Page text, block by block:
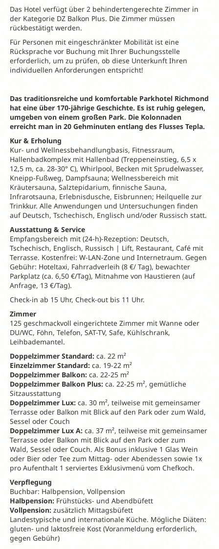
Das Hotel verfügt über 2 behindertengerechte Zimmer in
der Kategorie DZ Balkon Plus. Die Zimmer müssen
rückbestätigt werden.
Für Personen mit eingeschränkter Mobilität ist eine
Rücksprache vor Buchung mit Ihrer Buchungsstelle
erforderlich, um zu prüfen, ob diese Unterkunft Ihren
individuellen Anforderungen entspricht!
Das traditionsreiche und komfortable Parkhotel Richmond
hat eine über 170-jährige Geschichte. Es ist ruhig gelegen,
umgeben von einem großen Park. Die Kolonnaden
erreicht man in 20 Gehminuten entlang des Flusses Tepla.
Kur & Erholung
Kur- und Wellnessbehandlungbasis, Fitnessraum,
Hallenbadkomplex mit Hallenbad (Treppeneinstieg, 6,5 x
12,5 m, ca. 28-30° C), Whirlpool, Becken mit Sprudelwasser,
Kneipp-Fußweg, Dampfsauna; Wellnessbereich mit
Kräutersauna, Salztepidarium, finnische Sauna,
Infrarotsauna, Erlebnisdusche, Eisbrunnen; Heilquelle zur
Trinkkur. Alle Anwendungen und Untersuchungen finden
auf Deutsch, Tschechisch, Englisch und/oder Russisch statt.
Ausstattung & Service
Empfangsbereich mit (24-h)-Rezeption: Deutsch,
Tschechisch, Englisch, Russisch | Lift, Restaurant, Café mit
Terrasse. Kostenfrei: W-LAN-Zone und Internetraum. Gegen
Gebühr: Hoteltaxi, Fahrradverleih (8 €/ Tag), bewachter
Parkplatz (ca. 6,50 €/Tag), Mitnahme von Haustieren (auf
Anfrage, 13 €/Tag).
Check-in ab 15 Uhr, Check-out bis 11 Uhr.
Zimmer
125 geschmackvoll eingerichtete Zimmer mit Wanne oder
DU/WC, Föhn, Telefon, SAT-TV, Safe, Kühlschrank,
Leihbademantel.
Doppelzimmer Standard: ca. 22 m²
Einzelzimmer Standard: ca. 19-22 m²
Doppelzimmer Balkon: ca. 22-25 m²
Doppelzimmer Balkon Plus: ca. 22-25 m², gemütliche
Sitzausstattung
Doppelzimmer Lux: ca. 30 m², teilweise mit gemeinsamer
Terrasse oder Balkon mit Blick auf den Park oder zum Wald,
Sessel oder Couch
Doppelzimmer Lux A: ca. 37 m², teilweise mit gemeinsamer
Terrasse oder Balkon mit Blick auf den Park oder zum
Wald, Sessel oder Couch. Als Bonus inklusive 1 Glas Wein
oder Bier oder Tee zum Mittag- oder Abendessen sowie 1x
pro Aufenthalt 1 serviertes Exklusivmenü vom Chefkoch.
Verpflegung
Buchbar: Halbpension, Vollpension
Halbpension: Frühstücks- und Abendbüfett
Vollpension: zusätzlich Mittagsbüfett
Landestypische und internationale Küche. Mögliche Diäten:
gluten- und laktosfreie Kost (Voranmeldung erforderlich,
gegen Gebühr)